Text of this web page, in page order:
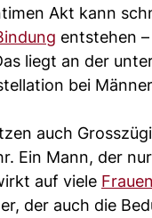
Akt kann
entstehen
liegt an der
bei
auch
Ein Mann, der
auf viele Frauen
der auch die